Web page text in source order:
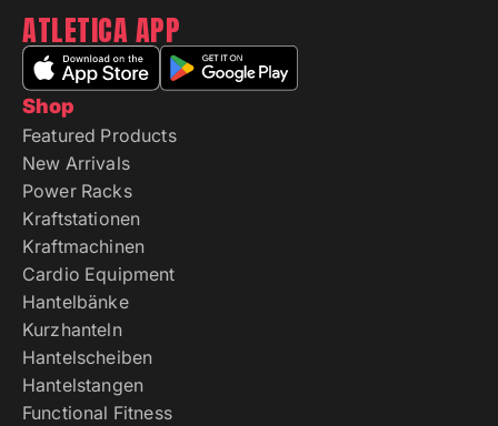
Shop
Featured Products
New Arrivals
Power Racks
Kraftstationen
Kraftmachinen
Cardio Equipment
Hantelbänke
Kurzhanteln
Hantelscheiben
Hantelstangen
Functional Fitness
ATLETICA APP